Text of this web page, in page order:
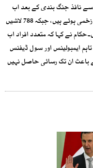
کہ گزشتہ سال 11 اکتوبر سے نافذ جنگ بندی کے بعد اب
تک ایک ہزار 59 فلسطینی شہید اور 3 ہزار 429 زخمی ہوئے ہیں، جبکہ 788 لاشیں
نے کہا کہ متعدد افراد اب
ایمبولینس اور سول ڈیفنس
باعث ان تک رسائی حاصل نہیں